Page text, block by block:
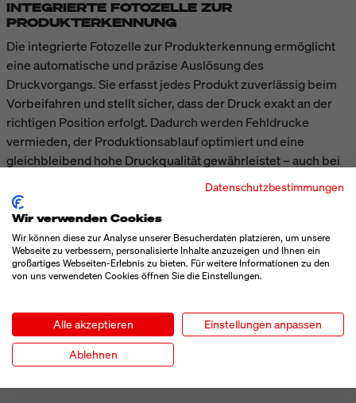
INTEGRIERTE FOTOZELLE ZUR
PRODUKTERKENNUNG
Die integrierte Fotozelle zur Produkterkennung ermöglicht
eine automatische und präzise Auslösung des
Druckvorgangs. Sie erfasst jedes Produkt zuverlässig beim
Vorbeifahren und stellt sicher, dass der Druck exakt an der
richtigen Position erfolgt. Dadurch werden Fehldrucke
vermieden, der Produktionsablauf optimiert und eine
gleichbleibend hohe Druckqualität gewährleistet – auch bei
hohen Geschwindigkeiten und variierenden
Produktabständen.
TECHNISCHE DATEN
Datenschutzbestimmungen
Wir verwenden Cookies
Wir können diese zur Analyse unserer Besucherdaten platzieren, um unsere
Webseite zu verbessern, personalisierte Inhalte anzuzeigen und Ihnen ein
großartiges Webseiten-Erlebnis zu bieten. Für weitere Informationen zu den
von uns verwendeten Cookies öffnen Sie die Einstellungen.
Alle akzeptieren Einstellungen anpassen
Ablehnen